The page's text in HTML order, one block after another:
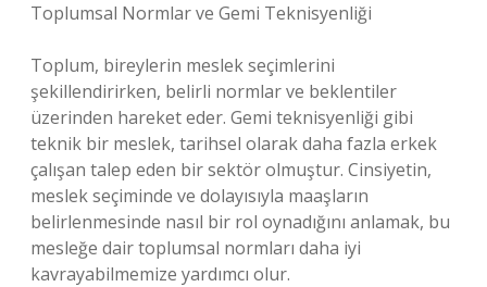
Toplumsal Normlar ve Gemi Teknisyenliği
Toplum, bireylerin meslek seçimlerini
şekillendirirken, belirli normlar ve beklentiler
üzerinden hareket eder. Gemi teknisyenliği gibi
teknik bir meslek, tarihsel olarak daha fazla erkek
çalışan talep eden bir sektör olmuştur. Cinsiyetin,
meslek seçiminde ve dolayısıyla maaşların
belirlenmesinde nasıl bir rol oynadığını anlamak, bu
mesleğe dair toplumsal normları daha iyi
kavrayabilmemize yardımcı olur.